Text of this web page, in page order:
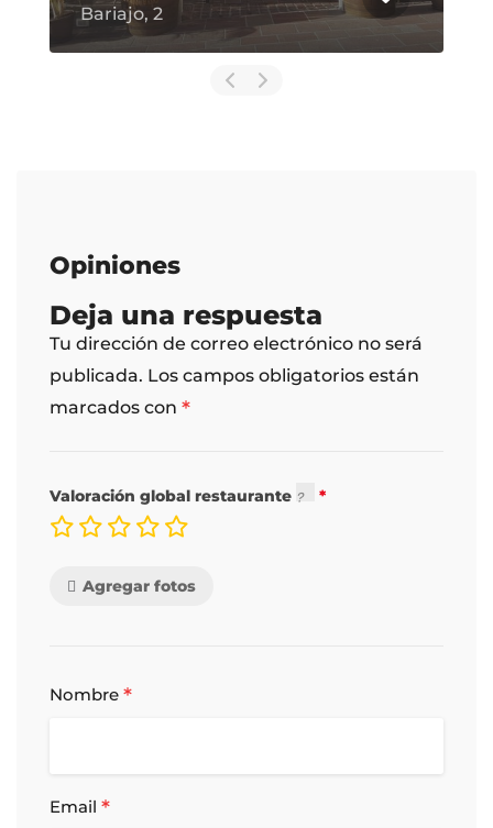
Bariajo, 2
Opiniones
Deja una respuesta
Tu dirección de correo electrónico no será
publicada. Los campos obligatorios están
marcados con *
Valoración global restaurante
Agregar fotos
Nombre *
Email *